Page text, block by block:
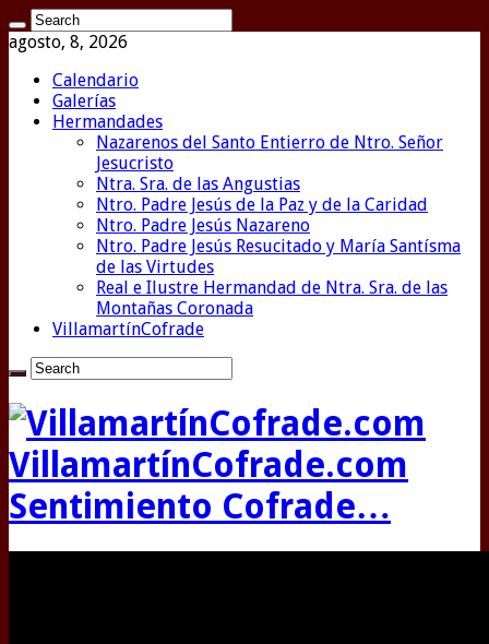
agosto, 8, 2026
Calendario
Galerías
Hermandades
Nazarenos del Santo Entierro de Ntro. Señor
Jesucristo
Ntra. Sra. de las Angustias
Ntro. Padre Jesús de la Paz y de la Caridad
Ntro. Padre Jesús Nazareno
Ntro. Padre Jesús Resucitado y María Santísma
de las Virtudes
Real e Ilustre Hermandad de Ntra. Sra. de las
Montañas Coronada
VillamartínCofrade
VillamartínCofrade.com
Sentimiento Cofrade…